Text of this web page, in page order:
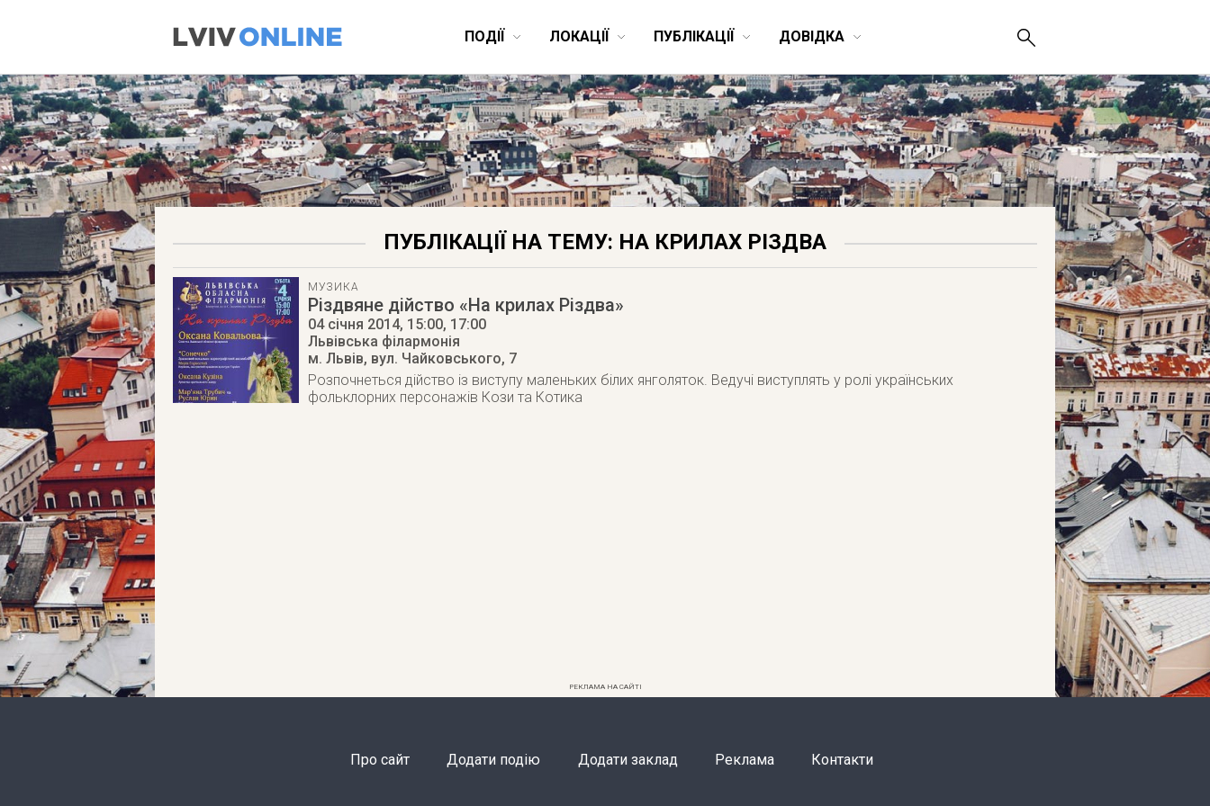
ПОДІЇ ЛОКАЦІЇ ПУБЛІКАЦІЇ ДОВІДКА
ПУБЛІКАЦІЇ НА ТЕМУ: НА КРИЛАХ РІЗДВА
МУЗИКА
Різдвяне дійство «На крилах Різдва»
04 січня 2014, 15:00, 17:00
Львівська філармонія
м. Львів, вул. Чайковського, 7
Розпочнеться дійство із виступу маленьких білих янголяток. Ведучі виступлять у ролі українських
фольклорних персонажів Кози та Котика
РЕКЛАМА НА САЙТІ
Про сайт Додати подію Додати заклад Реклама Контакти